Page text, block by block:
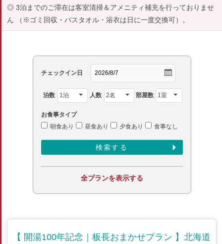
◎ 3泊までのご滞在は客室清掃＆アメニティ補充を行っておりませ
ん （※ゴミ回収・バスタオル・浴衣は日に一度交換可）。
チェックイン日
泊数 人数 部屋数
お食事タイプ
朝食あり
昼食あり 夕食あり 食事なし
全プランを表示する
【 開湯100年記念｜板長おまかせプラン 】北海道